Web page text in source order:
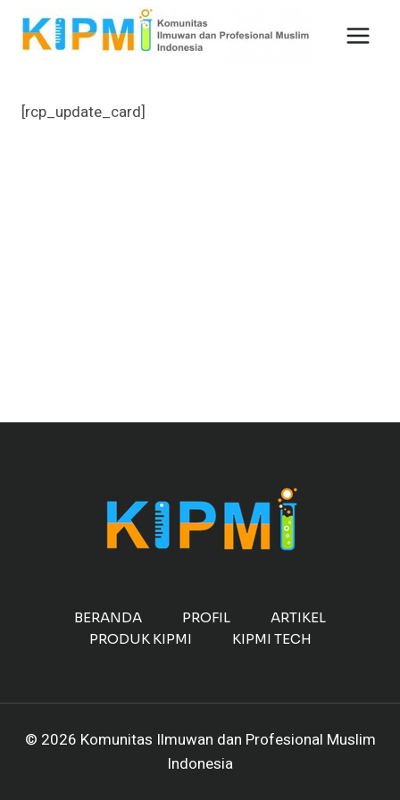
Skip
[rcp_update_card]
BERANDA PROFIL
ARTIKEL
PRODUK KIPMI
KIPMI TECH
© 2026 Komunitas Ilmuwan dan Profesional Muslim
Indonesia